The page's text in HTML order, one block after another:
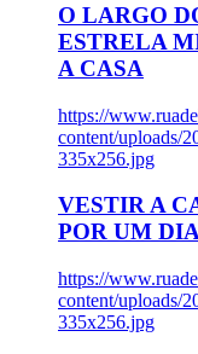
O LARGO
ESTRELA
A CASA
https://
content/uploads/
335x256.jpg
VESTIR A
POR UM
https://
content/uploads/
335x256.jpg